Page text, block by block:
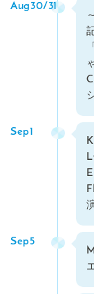
Aug30/31
Sep1
Sep5